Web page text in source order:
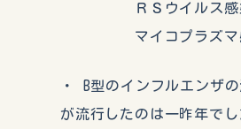
ＲＳウイルス感染症
マイコプラズマ感染
・ B型のインフルエンザ
が流行したのは一昨年で